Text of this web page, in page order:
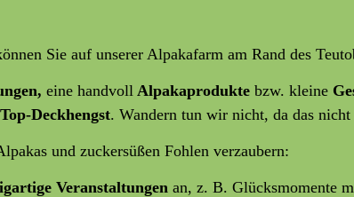
Sie auf unserer Alpakafarm am Rand des
eine handvoll Alpakaprodukte bzw. kleine
Top-Deckhengst. Wandern tun wir nicht, da das
und zuckersüßen Fohlen verzaubern:
Veranstaltungen an, z. B. Glücksmomente